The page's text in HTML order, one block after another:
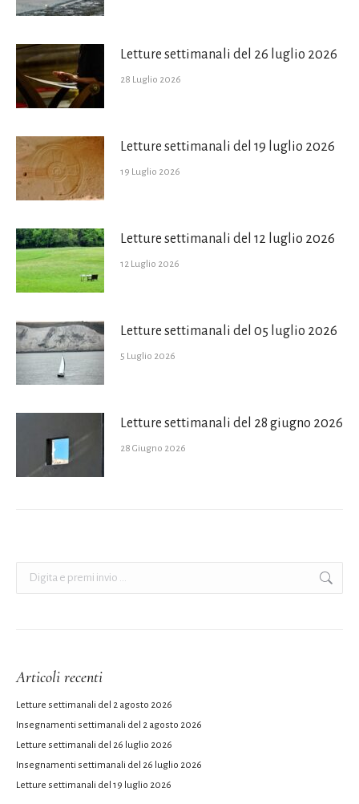
Letture settimanali del 26 luglio 2026
28 Luglio 2026
Letture settimanali del 19 luglio 2026
19 Luglio 2026
Letture settimanali del 12 luglio 2026
12 Luglio 2026
Letture settimanali del 05 luglio 2026
5 Luglio 2026
Letture settimanali del 28 giugno 2026
28 Giugno 2026
Articoli recenti
Letture settimanali del 2 agosto 2026
Insegnamenti settimanali del 2 agosto 2026
Letture settimanali del 26 luglio 2026
Insegnamenti settimanali del 26 luglio 2026
Letture settimanali del 19 luglio 2026